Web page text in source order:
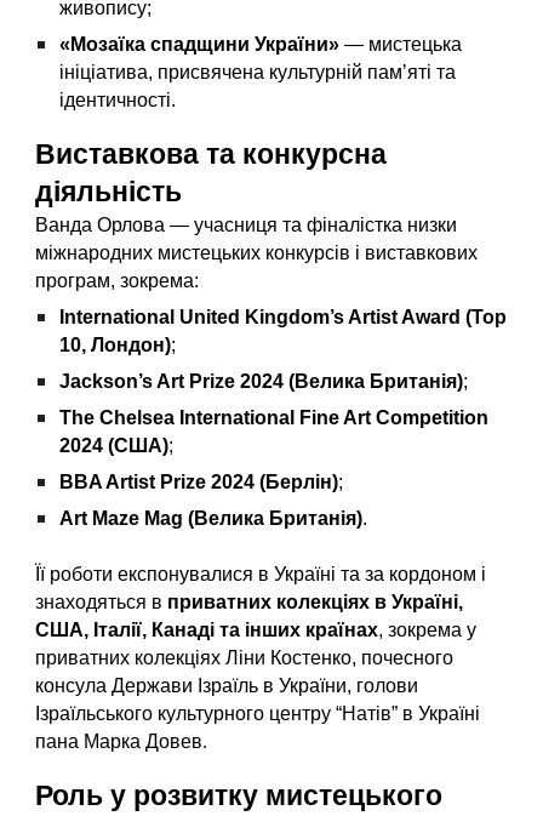
живопису;
«Мозаїка спадщини України» — мистецька
ініціатива, присвячена культурній памʼяті та
ідентичності.
Виставкова та конкурсна
діяльність
Ванда Орлова — учасниця та фіналістка низки
міжнародних мистецьких конкурсів і виставкових
програм, зокрема:
International United Kingdom’s Artist Award (Top
10, Лондон);
Jackson’s Art Prize 2024 (Велика Британія);
The Chelsea International Fine Art Competition
2024 (США);
BBA Artist Prize 2024 (Берлін);
Art Maze Mag (Велика Британія).
Її роботи експонувалися в Україні та за кордоном і
знаходяться в приватних колекціях в Україні,
США, Італії, Канаді та інших країнах, зокрема у
приватних колекціях Ліни Костенко, почесного
консула Держави Ізраїль в України, голови
Ізраїльського культурного центру “Натів” в Україні
пана Марка Довев.
Роль у розвитку мистецького